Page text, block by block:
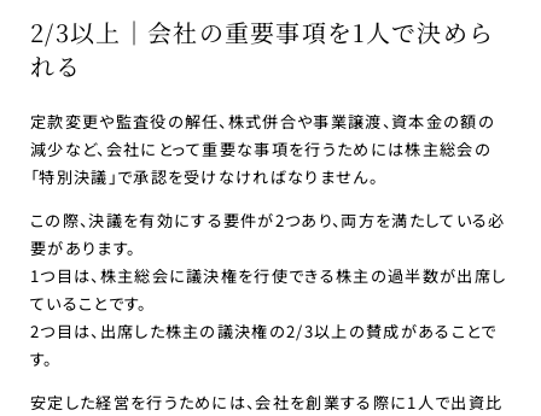
2/3以上｜会社の重要事項を1人で決めら
れる
定款変更や監査役の解任、株式併合や事業譲渡、資本金の額の
減少など、会社にとって重要な事項を行うためには株主総会の
「特別決議」で承認を受けなければなりません。
この際、決議を有効にする要件が2つあり、両方を満たしている必
要があります。
1つ目は、株主総会に議決権を行使できる株主の過半数が出席し
ていることです。
2つ目は、出席した株主の議決権の2/3以上の賛成があることで
す。
安定した経営を行うためには、会社を創業する際に1人で出資比